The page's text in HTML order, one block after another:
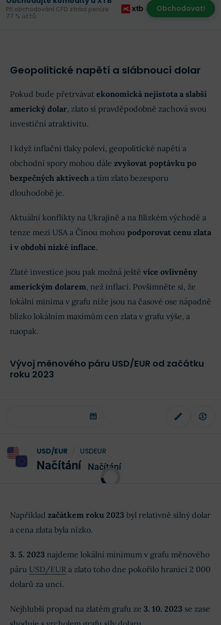
Při obchodování CFD ztrácí peníze
77 % účtů.
Obchodovat!
Geopolitické napětí a slábnoucí dolar
Pokud bude přetrvávat ekonomická nejistota a slabší
americký dolar, zlato si pravděpodobně zachová svou
investiční atraktivitu.
I když inflační tlaky poleví, geopolitické napětí a
obchodní spory mohou dále zvyšovat poptávku po
bezpečných aktivech a tím zlato bezesporu
dlouhodobě je.
Aktuální konflikty na Ukrajině a na Blízkém východě a
tenze mezi USA a Čínou mohou podporovat cenu zlata
i v období nízké inflace.
Zlaté investice jsou pak možná ještě více ovlivněny
americkým dolarem, než inflací. Povšimněte si, že
lokální minima v grafu níže jsou na časové ose nápadně
blízko lokálním maximům cen zlata v grafu výše, a
naopak.
Vývoj měnového páru USD/EUR od začátku
roku 2023
USD/EUR USDEUR
Načítání Načítání
Například začátkem roku 2023 byl relativně silný dolar
a cena zlata byla nízko.
3. 5. 2023 najdeme lokální minimum v grafu měnového
páru USD/EUR a zlato toho dne pokořilo hranici 2 000
dolarů za unci.
Nejhlubší propad na zlatém grafu ze 3. 10. 2023 se zase